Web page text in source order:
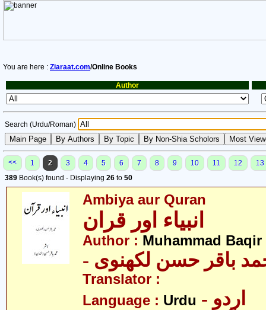
You are here : Ziaraat.com/Online Books
Author
Search (Urdu/Roman)
<< 1 2 3 4 5 6 7 8 9 10 11 12
13
389 Book(s) found - Displaying 26 to 50
Ambiya aur Quran
انبیاء اور قران
Author : Muhammad
باقر حسن لکھنوی
Translator :
Language : Urdu - اردو